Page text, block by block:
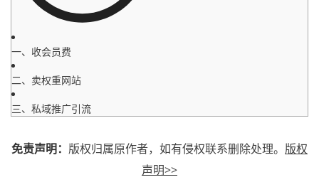
一、收会员费
二、卖权重网站
三、私域推广引流
免责声明： 版权归属原作者，如有侵权联系删除处理。 版权
声明>>